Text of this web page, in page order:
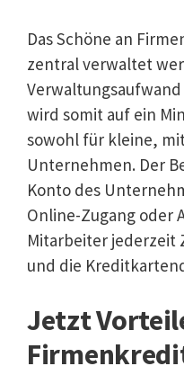
Das Schöne an
zentral verwaltet
wird somit auf ein
sowohl für kleine,
Unternehmen. Der
Konto des
Online-Zugang oder
Mitarbeiter jederzeit
und die
Jetzt